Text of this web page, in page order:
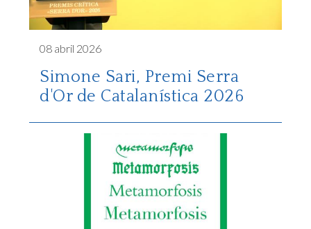
08 abril 2026
Simone Sari, Premi Serra
d'Or de Catalanística 2026